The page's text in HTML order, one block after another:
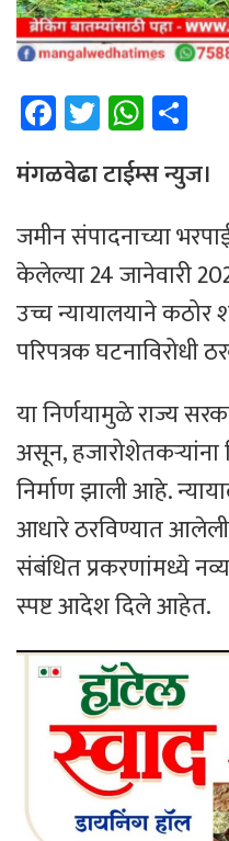
Fa
ce
b
o
ok
T
wi
tt
er
W
h
at
sA
p
p
e
मंगळवेढा टाईम्स न्युज।
जमीन संपादनाच्या
केलेल्या 24 जानेवारी
उच्च न्यायालयाने
परिपत्रक घटनाविरोधी
या निर्णयामुळे राज्य
असून, हजारोशेतकऱ्यांना
निर्माण झाली आहे.
आधारे ठरविण्यात
संबंधित प्रकरणांमध्ये
स्पष्ट आदेश दिले आहेत.